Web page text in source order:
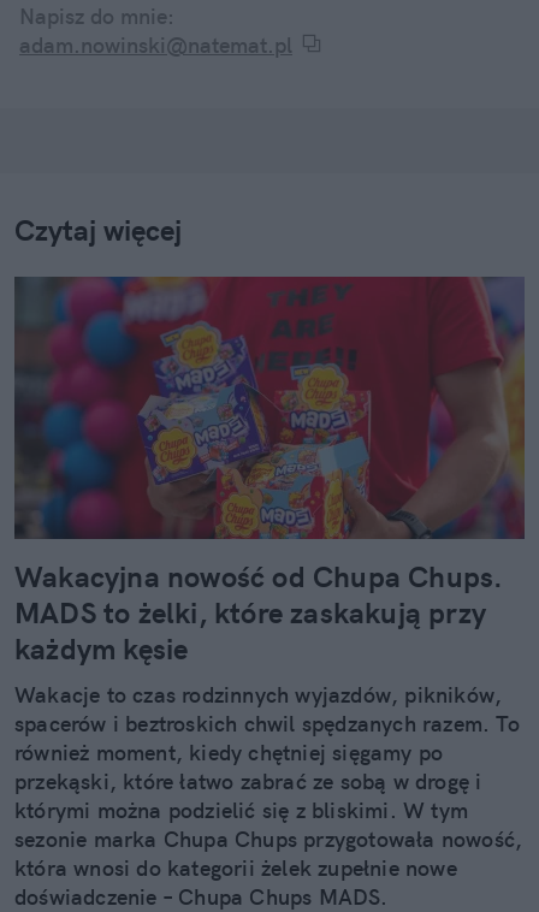
Napisz do mnie:
adam.nowinski@natemat.pl
Czytaj więcej
Wakacyjna nowość od Chupa Chups.
MADS to żelki, które zaskakują przy
każdym kęsie
Wakacje to czas rodzinnych wyjazdów, pikników,
spacerów i beztroskich chwil spędzanych razem. To
również moment, kiedy chętniej sięgamy po
przekąski, które łatwo zabrać ze sobą w drogę i
którymi można podzielić się z bliskimi. W tym
sezonie marka Chupa Chups przygotowała nowość,
która wnosi do kategorii żelek zupełnie nowe
doświadczenie – Chupa Chups MADS.